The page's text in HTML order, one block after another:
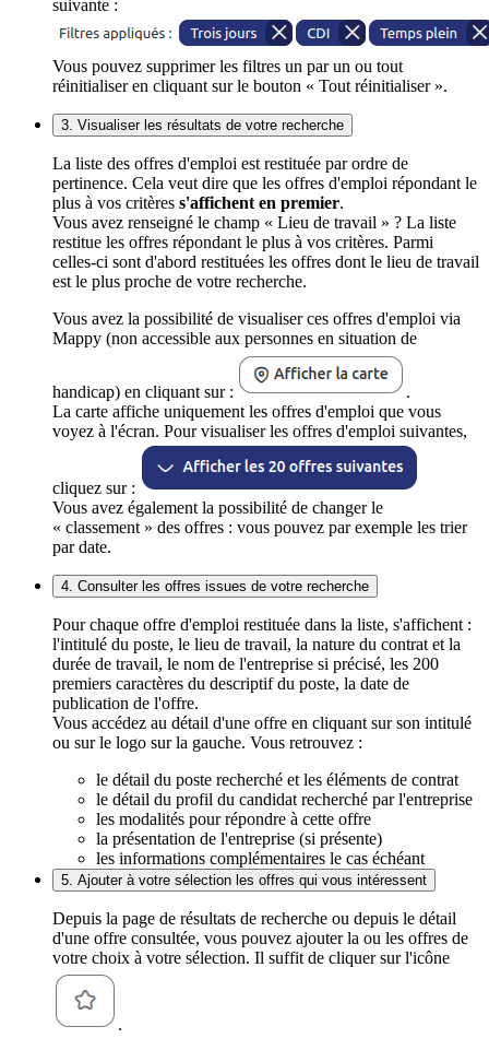
suivante :
Vous pouvez supprimer les filtres un par un ou tout
réinitialiser en cliquant sur le bouton « Tout réinitialiser ».
3. Visualiser les résultats de votre recherche
La liste des offres d'emploi est restituée par ordre de
pertinence. Cela veut dire que les offres d'emploi répondant le
plus à vos critères s'affichent en premier.
Vous avez renseigné le champ « Lieu de travail » ? La liste
restitue les offres répondant le plus à vos critères. Parmi
celles-ci sont d'abord restituées les offres dont le lieu de travail
est le plus proche de votre recherche.
Vous avez la possibilité de visualiser ces offres d'emploi via
Mappy (non accessible aux personnes en situation de
handicap) en cliquant sur :
.
La carte affiche uniquement les offres d'emploi que vous
voyez à l'écran. Pour visualiser les offres d'emploi suivantes,
cliquez sur :
Vous avez également la possibilité de changer le
« classement » des offres : vous pouvez par exemple les trier
par date.
4. Consulter les offres issues de votre recherche
Pour chaque offre d'emploi restituée dans la liste, s'affichent :
l'intitulé du poste, le lieu de travail, la nature du contrat et la
durée de travail, le nom de l'entreprise si précisé, les 200
premiers caractères du descriptif du poste, la date de
publication de l'offre.
Vous accédez au détail d'une offre en cliquant sur son intitulé
ou sur le logo sur la gauche. Vous retrouvez :
le détail du poste recherché et les éléments de contrat
le détail du profil du candidat recherché par l'entreprise
les modalités pour répondre à cette offre
la présentation de l'entreprise (si présente)
les informations complémentaires le cas échéant
5. Ajouter à votre sélection les offres qui vous intéressent
Depuis la page de résultats de recherche ou depuis le détail
d'une offre consultée, vous pouvez ajouter la ou les offres de
votre choix à votre sélection. Il suffit de cliquer sur l'icône
.